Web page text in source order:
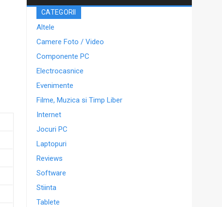
CATEGORII
Altele
Camere Foto / Video
Componente PC
Electrocasnice
Evenimente
Filme, Muzica si Timp Liber
Internet
Jocuri PC
Laptopuri
Reviews
Software
Stiinta
Tablete